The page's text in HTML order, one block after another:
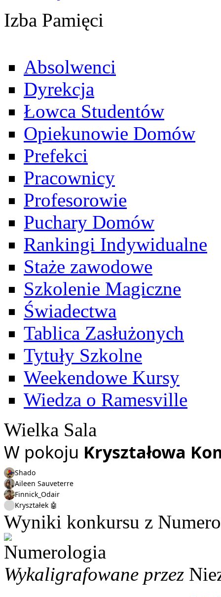
Izba Pamięci
Absolwenci
Dyrekcja
Łowca Studentów
Opiekunowie Domów
Prefekci
Pracownicy
Profesorowie
Puchary Domów
Rankingi Indywidualne
Staże zawodowe
Szkolenie Magiczne
Świadectwa
Tablica Zasłużonych
Tytuły Szkolne
Weekendowe Kursy
Wiedza o Ramesville
Wielka Sala
W pokoju Kryształowa
Shado
Aileen Sauveterre
Finnick_Odair
Kryształek 🤖
Wyniki konkursu z
Wykaligrafowane przez